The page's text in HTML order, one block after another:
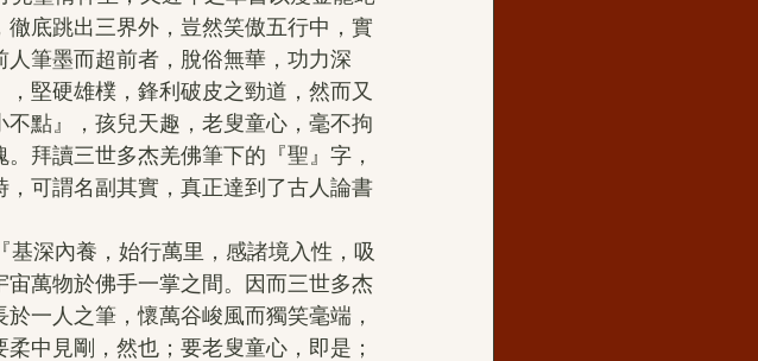
底跳出三界外，豈然笑傲五行中，實
筆墨而超前者，脫俗無華，功力深
堅硬雄樸，鋒利破皮之勁道，然而又
點』，孩兒天趣，老叟童心，毫不拘
拜讀三世多杰羌佛筆下的『聖』字，
可謂名副其實，真正達到了古人論書
萬物於佛手一掌之間。因而三世多杰
一人之筆，懷萬谷峻風而獨笑毫端，
中見剛，然也；要老叟童心，即是；